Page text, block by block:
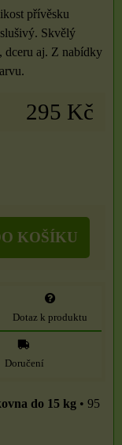
přívěsku
Skvělý
dceru aj. Z nabídky
295 Kč
KOŠÍKU
Dotaz k produktu
Doručení
do 15 kg • 95